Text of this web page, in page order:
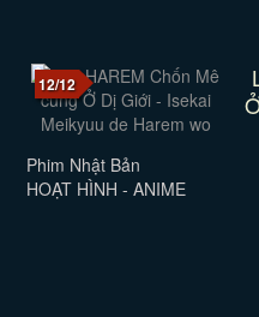
12/12
Phim Nhật Bản
HOẠT HÌNH - ANIME